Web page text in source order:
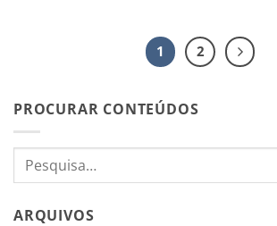
1 2
PROCURAR CONTEÚDOS
ARQUIVOS